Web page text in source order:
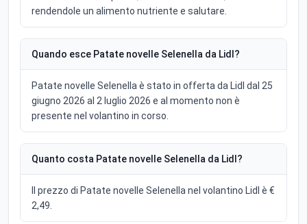
rendendole un alimento nutriente e salutare.
Quando esce Patate novelle Selenella da Lidl?
Patate novelle Selenella è stato in offerta da Lidl dal 25
giugno 2026 al 2 luglio 2026 e al momento non è
presente nel volantino in corso.
Quanto costa Patate novelle Selenella da Lidl?
Il prezzo di Patate novelle Selenella nel volantino Lidl è €
2,49.